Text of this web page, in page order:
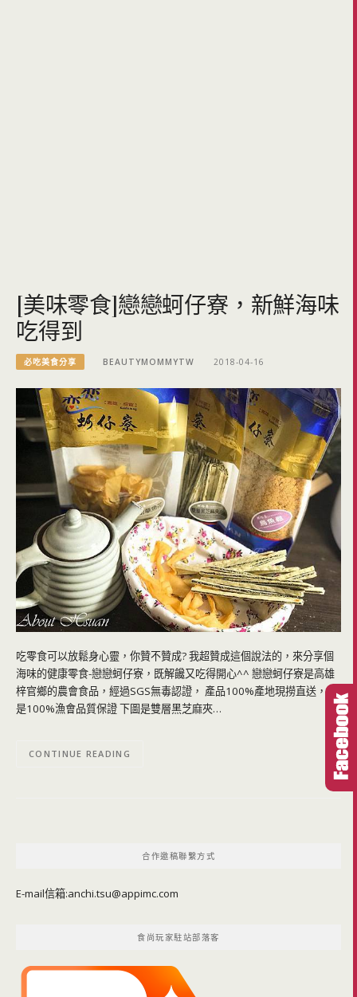
[美味零食]戀戀蚵仔寮，新鮮海味
吃得到
必吃美食分享 BEAUTYMOMMYTW 2018-04-16
吃零食可以放鬆身心靈，你贊不贊成? 我超贊成這個說法的，來分享個
海味的健康零食-戀戀蚵仔寮，既解饞又吃得開心^^ 戀戀蚵仔寮是高雄
梓官鄉的農會食品，經過SGS無毒認證， 產品100%產地現撈直送，也
是100%漁會品質保證 下圖是雙層黑芝麻夾…
CONTINUE READING
合作邀稿聯繫方式
E-mail信箱:anchi.tsu@appimc.com
食尚玩家駐站部落客